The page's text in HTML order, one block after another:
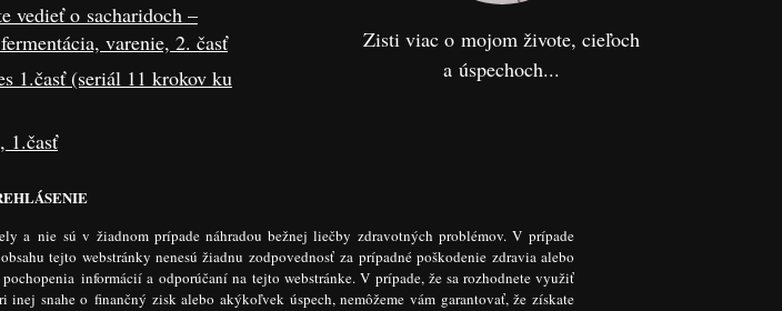
vedieť o sacharidoch –
varenie, 2. časť
1.časť (seriál 11 krokov ku
1.časť
Zisti viac o mojom živote, cieľoch
a úspechoch...
a nie sú v žiadnom prípade náhradou bežnej liečby zdravotných problémov. V prípade
tejto webstránky nenesú žiadnu zodpovednosť za prípadné poškodenie zdravia alebo
informácií a odporúčaní na tejto webstránke. V prípade, že sa rozhodnete využiť
snahe o finančný zisk alebo akýkoľvek úspech, nemôžeme vám garantovať, že získate